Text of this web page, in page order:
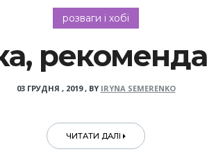
розваги і хобі
03 ГРУДНЯ , 2019, BY IRYNA SEMERENKO
ЧИТАТИ ДАЛІ